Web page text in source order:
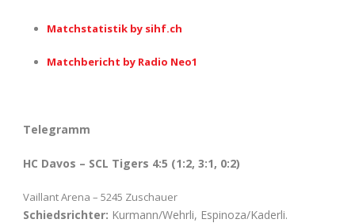
Matchstatistik by sihf.ch
Matchbericht by Radio Neo1
Telegramm
HC Davos – SCL Tigers 4:5 (1:2, 3:1, 0:2)
Vaillant Arena – 5245 Zuschauer
Schiedsrichter: Kurmann/Wehrli, Espinoza/Kaderli.